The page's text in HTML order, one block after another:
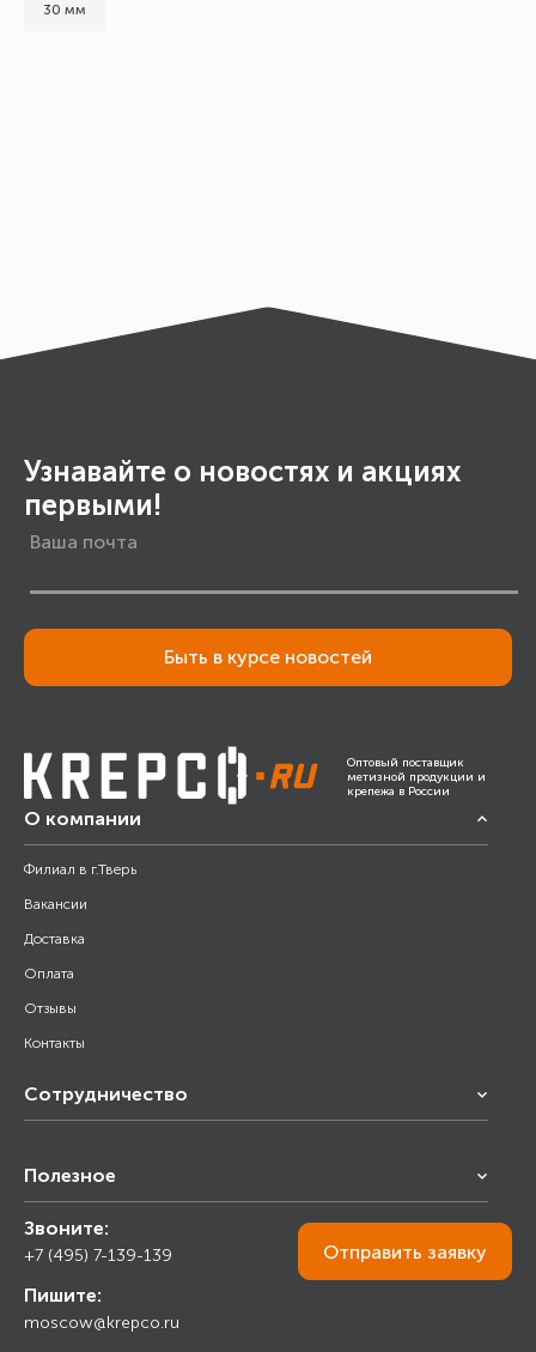
30 мм
Узнавайте о новостях и акциях
первыми!
Быть в курсе новостей
Оптовый поставщик
метизной продукции и
крепежа в России
О компании
Филиал в г.Тверь
Вакансии
Доставка
Оплата
Отзывы
Контакты
Сотрудничество
Снабжение строительства
Торговым организациям
Полезное
Калькулятор
Прайс лист
Ответы на вопросы
Блог
Звоните:
+7 (495) 7-139-139
Пишите:
moscow@krepco.ru
Отправить заявку